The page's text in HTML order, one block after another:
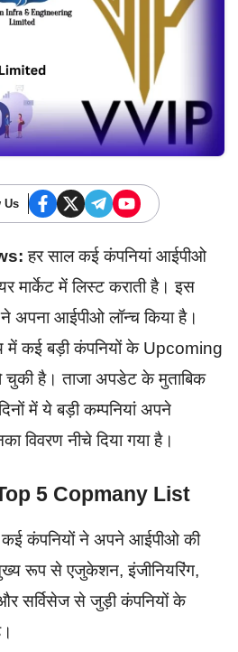
Us
हर साल कई कंपनियां आईपीओ
मार्केट में लिस्ट कराती है। इस
अपना आईपीओ लॉन्च किया है।
कई बड़ी कंपनियों के Upcoming
चुकी है। ताजा अपडेट के मुताबिक
में ये बड़ी कम्पनियां अपने
विवरण नीचे दिया गया है।
5 Copmany List
कंपनियों ने अपने आईपीओ की
रूप से एजुकेशन, इंजीनियरिंग,
सर्विसेज से जुड़ी कंपनियों के